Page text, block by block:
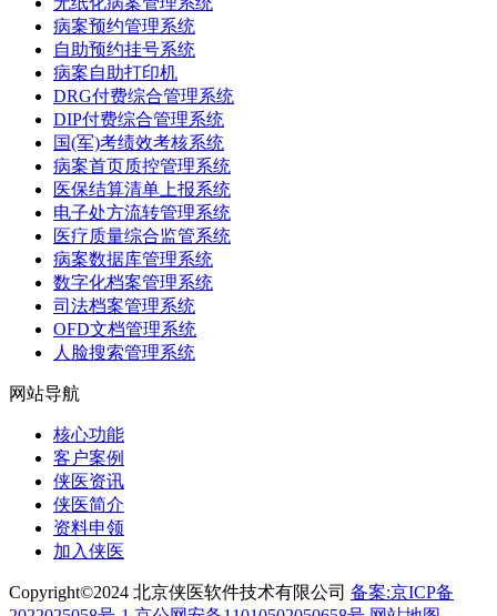
病案预约管理系统
自助预约挂号系统
病案自助打印机
DRG付费综合管理系统
DIP付费综合管理系统
国(军)考绩效考核系统
病案首页质控管理系统
医保结算清单上报系统
电子处方流转管理系统
医疗质量综合监管系统
病案数据库管理系统
数字化档案管理系统
司法档案管理系统
OFD文档管理系统
人脸搜索管理系统
网站导航
核心功能
客户案例
侠医资讯
侠医简介
资料申领
加入侠医
Copyright©2024 北京侠医软件技术有限公司 备案:京ICP备